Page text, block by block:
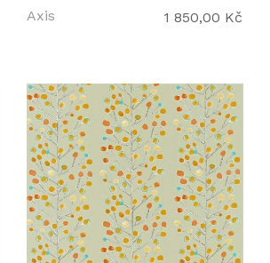
Axis 1 850,00 Kč